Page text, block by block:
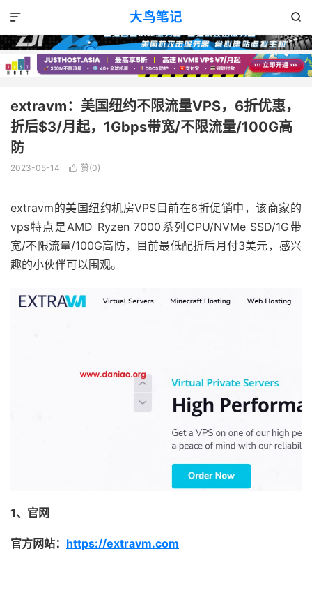
大鸟笔记 

VPS优惠
extravm：美国纽约不限流量VPS，6折优惠，
折后$3/月起，1Gbps带宽/不限流量/100G高
防
2023-05-14  赞(0)
extravm的美国纽约机房VPS目前在6折促销中，该商家的
vps特点是AMD Ryzen 7000系列CPU/NVMe SSD/1G带
宽/不限流量/100G高防，目前最低配折后月付3美元，感兴
趣的小伙伴可以围观。
1、官网
官方网站： https://extravm.com